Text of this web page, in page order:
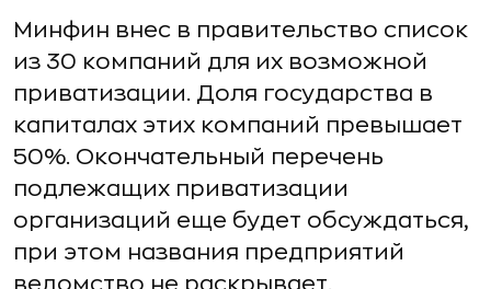
Минфин внес в правительство список
из 30 компаний для их возможной
приватизации. Доля государства в
капиталах этих компаний превышает
50%. Окончательный перечень
подлежащих приватизации
организаций еще будет обсуждаться,
при этом названия предприятий
ведомство не раскрывает.